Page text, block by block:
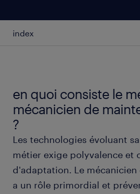
index
types de postes de
maintenance (f/h)
obtenir un poste de
(f/h) avec randstad
en quoi consiste le
mécanicien de
?
Les technologies évoluant
métier exige polyvalence et
d'adaptation. Le
a un rôle primordial et